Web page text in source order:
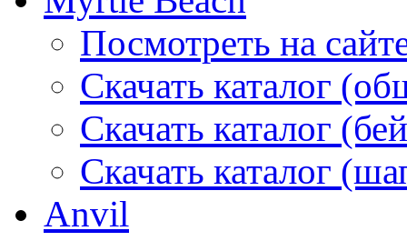
Посмотреть на
Скачать каталог
Скачать каталог
Скачать каталог
Anvil